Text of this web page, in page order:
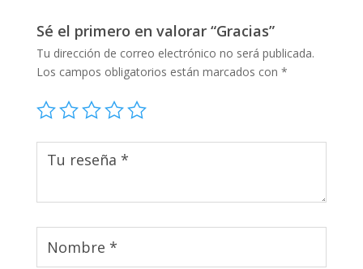
Sé el primero en valorar “Gracias”
Tu dirección de correo electrónico no será publicada.
Los campos obligatorios están marcados con *